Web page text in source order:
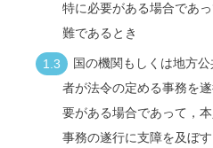
特に必要がある場合であ
難であるとき
国の機関もしくは地方
者が法令の定める事務を
要がある場合であって，
事務の遂行に支障を及ぼ